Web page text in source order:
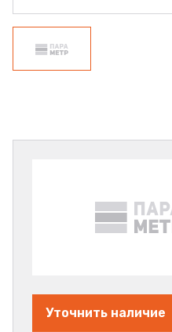
Уточнить наличие